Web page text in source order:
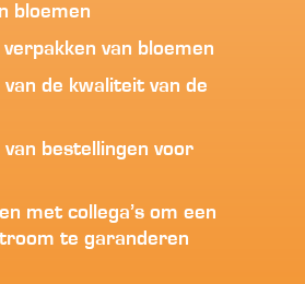
bloemen
verpakken van bloemen
de kwaliteit van de
van bestellingen voor
met collega’s om een
te garanderen